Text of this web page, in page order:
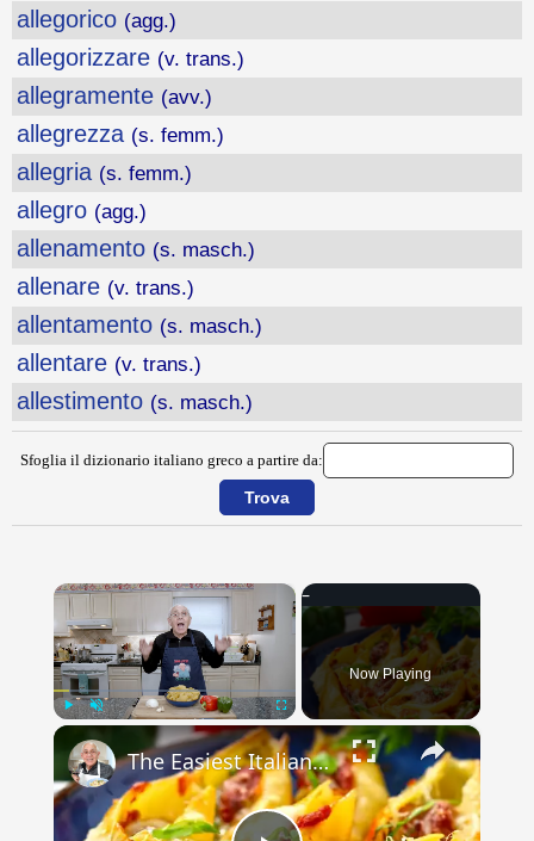
allegorico (agg.)
allegorizzare (v. trans.)
allegramente (avv.)
allegrezza (s. femm.)
allegria (s. femm.)
allegro (agg.)
allenamento (s. masch.)
allenare (v. trans.)
allentamento (s. masch.)
allentare (v. trans.)
allestimento (s. masch.)
Sfoglia il dizionario italiano greco a partire da:
×
Fullscreen
Now Playing
×
The Easiest Italian Stuffed Shells You’ll Ever Make (With Sausage & Peppers!)